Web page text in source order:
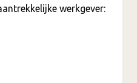
werkgever: